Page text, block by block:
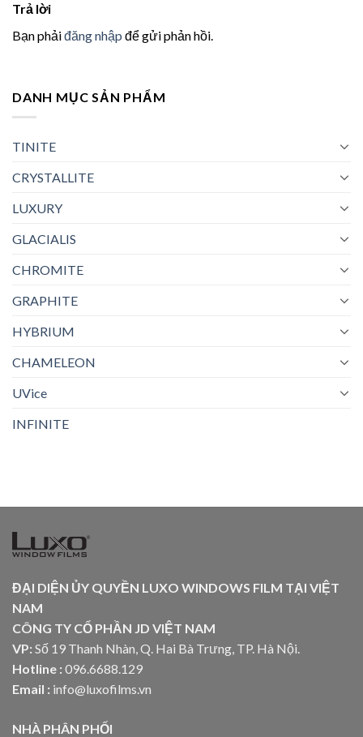
Trả lời
Bạn phảiđăng nhập để gửi phản hồi.
DANH MỤC SẢN PHẨM
TINITE
CRYSTALLITE
LUXURY
GLACIALIS
CHROMITE
GRAPHITE
HYBRIUM
CHAMELEON
UVice
INFINITE
ĐẠI DIỆN ỦY QUYỀN LUXO WINDOWS FILM TẠI VIỆT
NAM
CÔNG TY CỔ PHẦN JD VIỆT NAM
VP: Số 19 Thanh Nhàn, Q. Hai Bà Trưng, TP. Hà Nội.
Hotline : 096.6688.129
Email : info@luxofilms.vn
NHÀ PHÂN PHỐI